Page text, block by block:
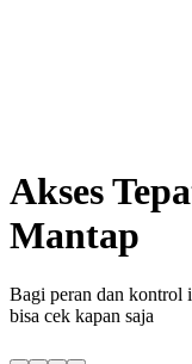
Akses
Mantap
Bagi peran dan kontrol
bisa cek kapan saja